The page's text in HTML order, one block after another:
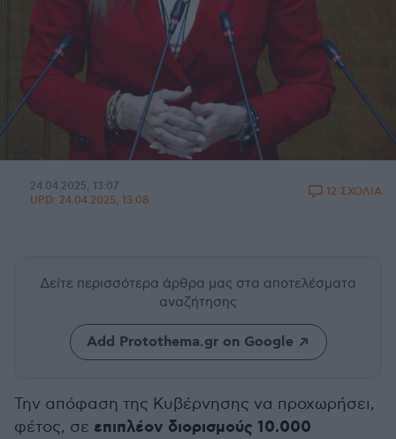
24.04.2025, 13:07
UPD: 24.04.2025, 13:08
12 ΣΧΟΛΙΑ
Δείτε περισσότερα άρθρα μας στα αποτελέσματα
αναζήτησης
Add Protothema.gr on Google
Την απόφαση της Κυβέρνησης να προχωρήσει,
φέτος, σε επιπλέον διορισμούς 10.000